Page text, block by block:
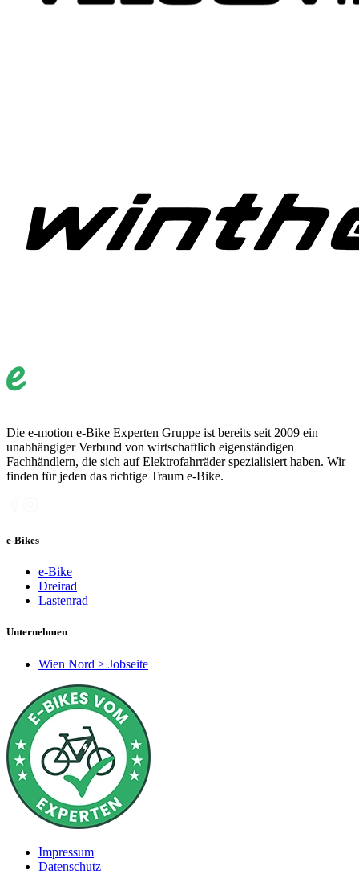
Die e-motion e-Bike Experten Gruppe ist bereits seit 2009 ein
unabhängiger Verbund von wirtschaftlich eigenständigen
Fachhändlern, die sich auf Elektrofahrräder spezialisiert haben. Wir
finden für jeden das richtige Traum e-Bike.
e-Bikes
e-Bike
Dreirad
Lastenrad
Unternehmen
Wien Nord > Jobseite
Impressum
Datenschutz